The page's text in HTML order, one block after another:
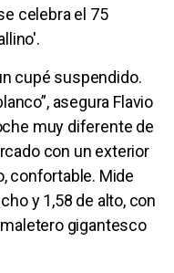
celebra el 75
cupé suspendido.
asegura Flavio
muy diferente de
con un exterior
confortable. Mide
y 1,58 de alto, con
gigantesco